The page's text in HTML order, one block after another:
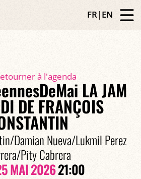
FR|EN
à l'agenda
LA JAM
DE FRANÇOIS
Damian Nueva/Lukmil Perez
Pity Cabrera
MAI 202621:00